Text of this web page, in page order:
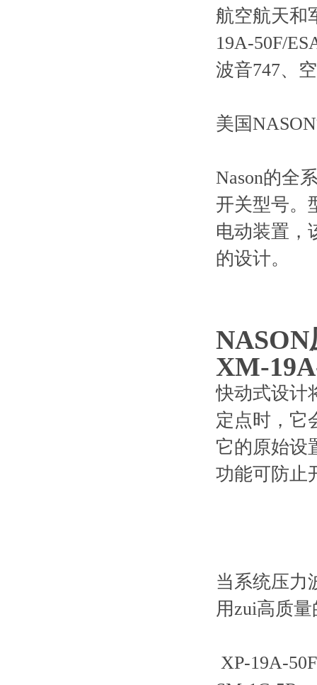
航空航天和
19A-50F/
波音747、
美国
Nason的全
开关型号。
电动装置，
的设计。
NASON
XM-
快动式设计
定点时，它
它的原始设
功能可防止
当系统压力
用zui高质
XP-19A-